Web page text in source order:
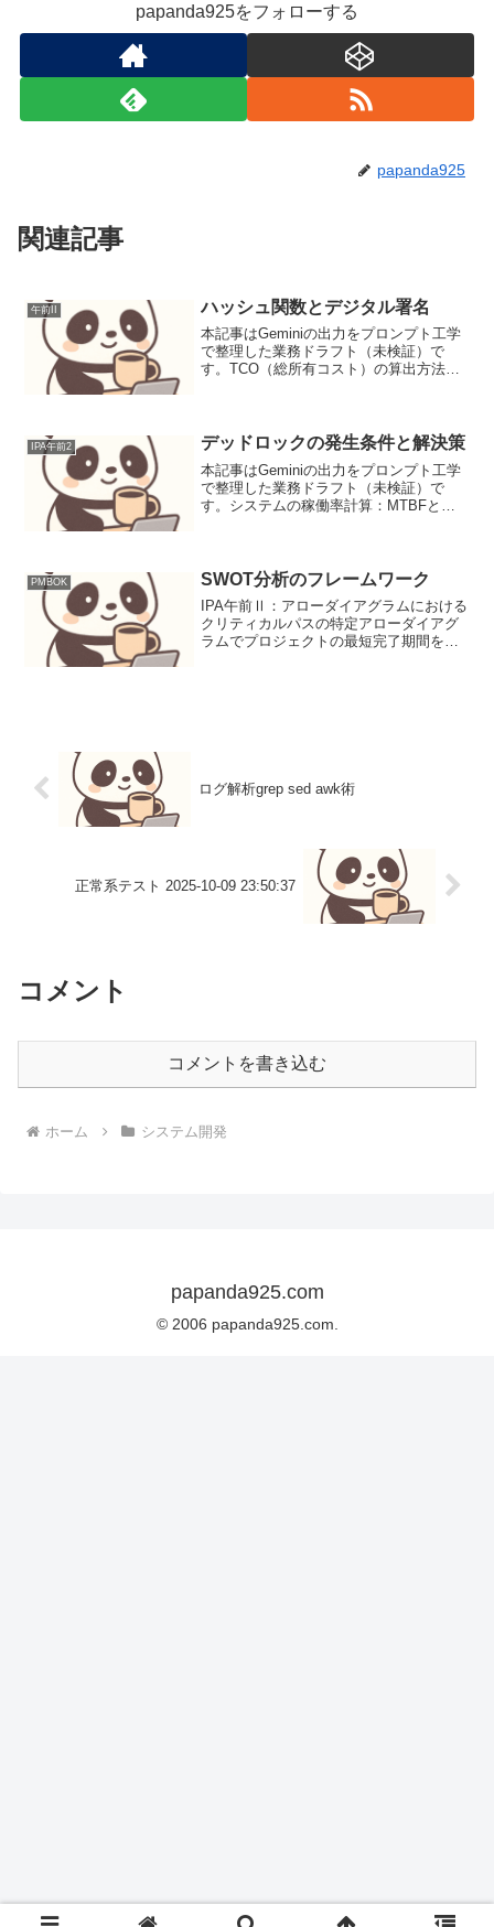
papanda925をフォローする
papanda925
関連記事
午前II ハッシュ関数とデジタル署名
本記事はGeminiの出力をプロンプト工学
で整理した業務ドラフト（未検証）で
す。TCO（総所有コスト）の算出方法と
IPA午前2 デッドロックの発生条件と解決策
本記事はGeminiの出力をプロンプト工学
で整理した業務ドラフト（未検証）で
す。システムの稼働率計算：MTBFと
る。これはシス...
PMBOK SWOT分析のフレームワーク
IPA午前Ⅱ：アローダイアグラムにおける
クリティカルパスの特定アローダイアグ
ラムでプロジェクトの最短完了期間を決
ログ解析grep sed awk術
正常系テスト 2025-10-09 23:50:37
コメント
コメントを書き込む
ホーム システム開発
papanda925.com
© 2006 papanda925.com.